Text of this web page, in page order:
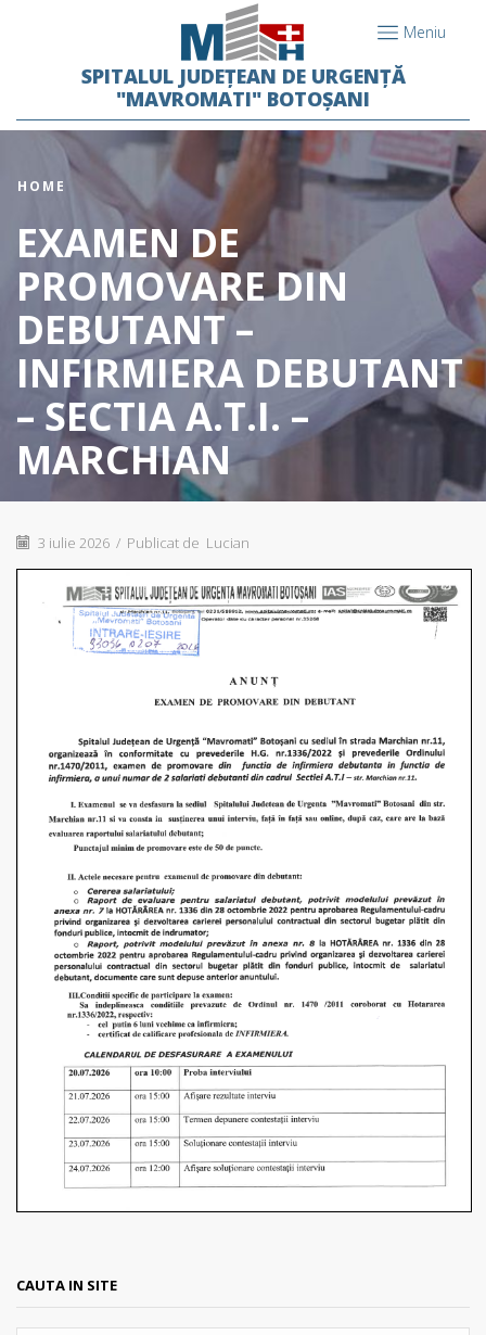
Meniu
SPITALUL JUDEȚEAN DE URGENȚĂ
"MAVROMATI" BOTOȘANI
HOME
EXAMEN DE
PROMOVARE DIN
DEBUTANT –
INFIRMIERA DEBUTANT
– SECTIA A.T.I. –
MARCHIAN
3 iulie 2026 / Publicat de Lucian
CAUTA IN SITE